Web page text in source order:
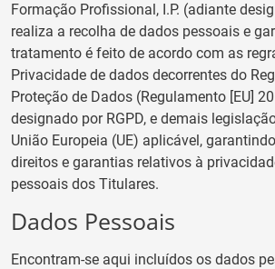
Formação Profissional, I.P. (adiante
realiza a recolha de dados pessoais e
tratamento é feito de acordo com as
Privacidade de dados decorrentes do
Proteção de Dados (Regulamento [EU]
designado por RGPD, e demais
União Europeia (UE) aplicável,
direitos e garantias relativos à
pessoais dos Titulares.
Dados Pessoais
Encontram-se aqui incluídos os dados